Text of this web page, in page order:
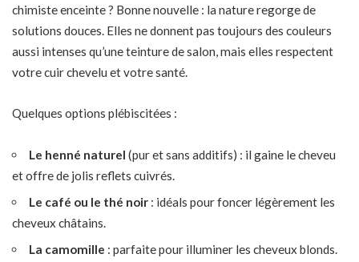
chimiste enceinte ? Bonne nouvelle : la nature regorge de
solutions douces. Elles ne donnent pas toujours des couleurs
aussi intenses qu’une teinture de salon, mais elles respectent
votre cuir chevelu et votre santé.
Quelques options plébiscitées :
Le henné naturel (pur et sans additifs) : il gaine le cheveu
et offre de jolis reflets cuivrés.
Le café ou le thé noir : idéals pour foncer légèrement les
cheveux châtains.
La camomille : parfaite pour illuminer les cheveux blonds.